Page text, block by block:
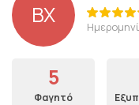
ΒΧ
5
Φαγητό